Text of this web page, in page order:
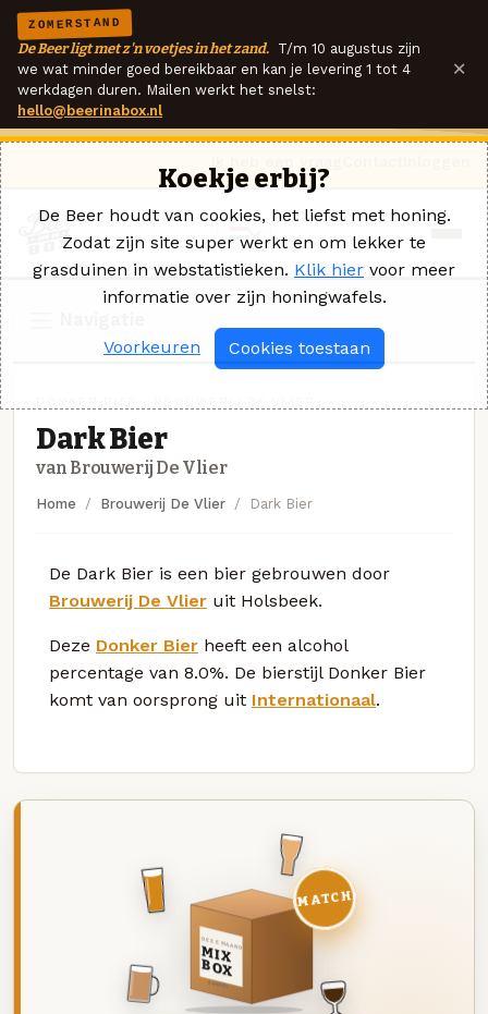
ZOMERSTAND
De Beer ligt met z'n voetjes in het zand. T/m 10 augustus zijn
we wat minder goed bereikbaar en kan je levering 1 tot 4
werkdagen duren. Mailen werkt het snelst:
hello@beerinabox.nl
×
Dark Bier
van Brouwerij De Vlier
Home Brouwerij De Vlier Dark Bier
De Dark Bier is een bier gebrouwen door
Brouwerij De Vlier uit Holsbeek.
Deze Donker Bier heeft een alcohol
percentage van 8.0%. De bierstijl Donker Bier
komt van oorsprong uit Internationaal.
DEZE MAAND
MIX
BOX
8 BIEREN
MATCH
Koekje erbij?
De Beer houdt van cookies, het liefst met honing.
Zodat zijn site super werkt en om lekker te
grasduinen in webstatistieken. Klik hier voor meer
informatie over zijn honingwafels.
Voorkeuren Cookies toestaan